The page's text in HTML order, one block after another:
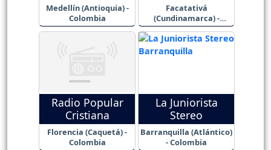
Medellín (Antioquia) -
Colombia
Facatativá
(Cundinamarca) -
Colombia
Radio Popular
Cristiana
Florencia (Caquetá) -
Colombia
La Juniorista
Stereo
Barranquilla (Atlántico)
- Colombia